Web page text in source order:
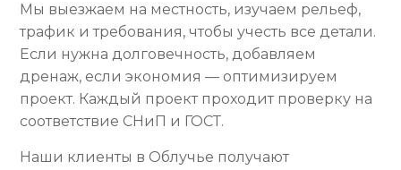
Мы выезжаем на местность, изучаем рельеф,
трафик и требования, чтобы учесть все детали.
Если нужна долговечность, добавляем
дренаж, если экономия — оптимизируем
проект. Каждый проект проходит проверку на
соответствие СНиП и ГОСТ.
Наши клиенты в Облучье получают